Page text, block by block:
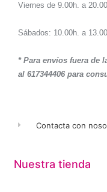
Viernes de 9.00h. a
Sábados: 10.00h. a
* Para envíos fuera de
al 617344406 para
Contacta con
Nuestra tienda